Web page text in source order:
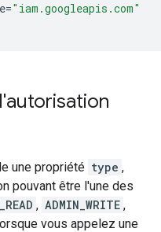
="iam.googleapis.com"
une propriété type ,
pouvant être l'une des
, ADMIN_WRITE ,
vous appelez une